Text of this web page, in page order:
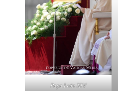
Papa León XIV